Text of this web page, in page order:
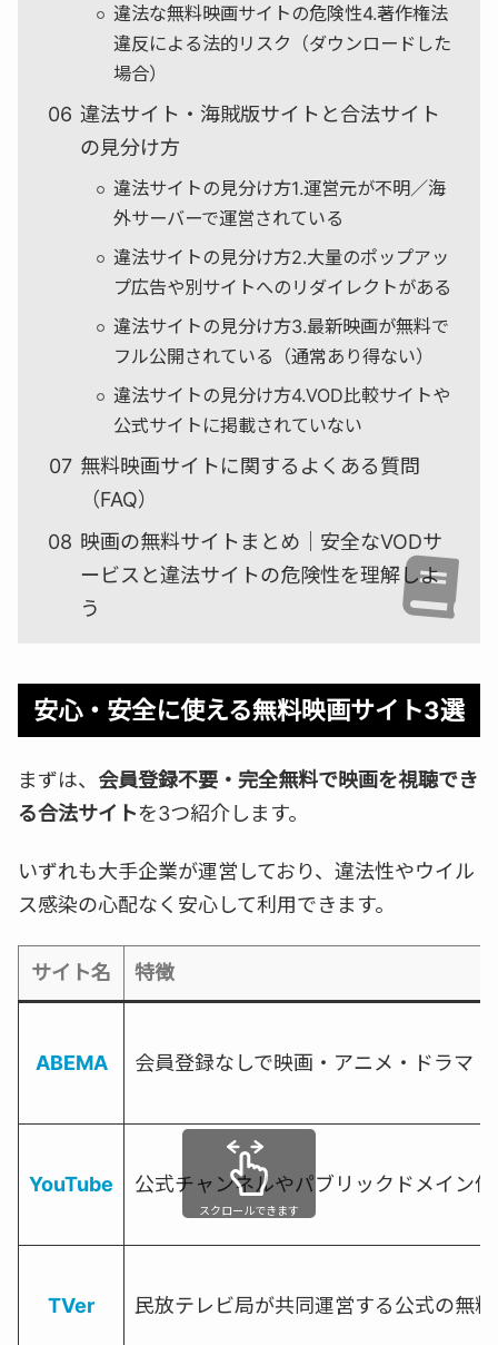
違法な無料映画サイトの危険性4.著作権法
違反による法的リスク（ダウンロードした
場合）
違法サイト・海賊版サイトと合法サイト
の見分け方
違法サイトの見分け方1.運営元が不明／海
外サーバーで運営されている
違法サイトの見分け方2.大量のポップアッ
プ広告や別サイトへのリダイレクトがある
違法サイトの見分け方3.最新映画が無料で
フル公開されている（通常あり得ない）
違法サイトの見分け方4.VOD比較サイトや
公式サイトに掲載されていない
無料映画サイトに関するよくある質問
（FAQ）
映画の無料サイトまとめ｜安全なVODサ
ービスと違法サイトの危険性を理解しよ
う
安心・安全に使える無料映画サイト3選
まずは、 会員登録不要・完全無料で映画を視聴でき
る合法サイトを3つ紹介します。
いずれも大手企業が運営しており、違法性やウイル
ス感染の心配なく安心して利用できます。
サイト名 特徴
ABEMA 会員登録なしで映画・アニメ・ドラマ
YouTube 公式チャンネルやパブリックドメイン
TVer 民放テレビ局が共同運営する公式の無
スクロールできます